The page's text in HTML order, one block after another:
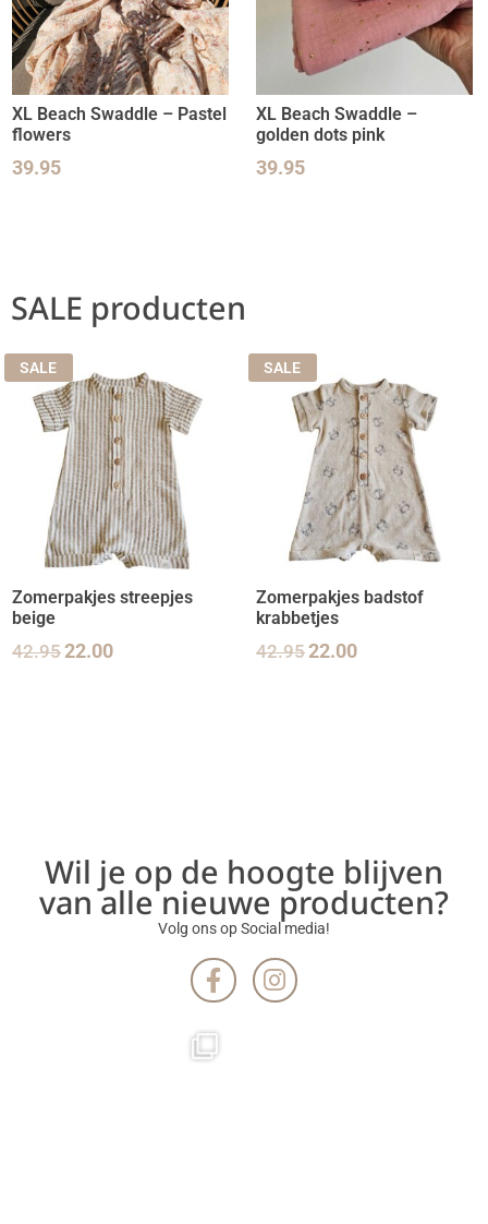
XL Beach Swaddle – Pastel
flowers
39.95
XL Beach Swaddle –
golden dots pink
39.95
SALE producten
SALE
Zomerpakjes streepjes
beige
42.9522.00
SALE
Zomerpakjes badstof
krabbetjes
42.9522.00
Wil je op de hoogte blijven
van alle nieuwe producten?
Volg ons op Social media!